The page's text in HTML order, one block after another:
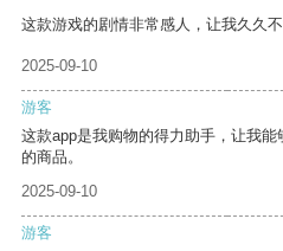
这款游戏的剧情非常感人，让我久久不
2025-09-10
游客
这款app是我购物的得力助手，让我
的商品。
2025-09-10
游客